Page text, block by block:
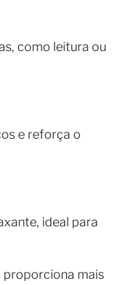
como leitura ou
e reforça o
ideal para
proporciona mais